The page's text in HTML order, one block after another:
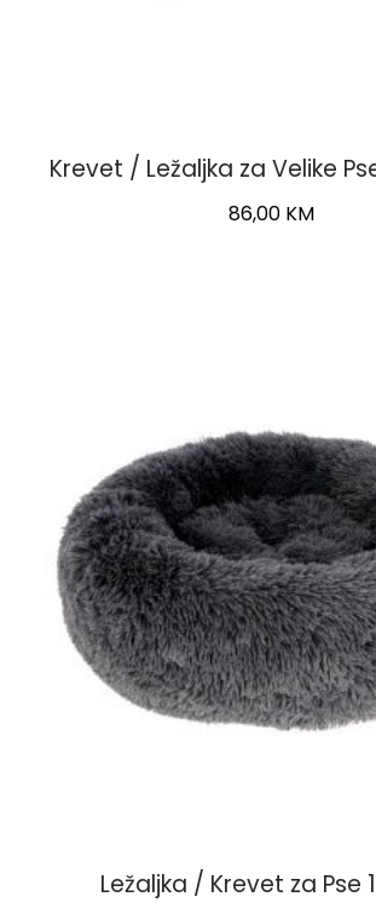
Krevet / Ležaljka za Velike
86,00 KM
Ležaljka / Krevet za Pse